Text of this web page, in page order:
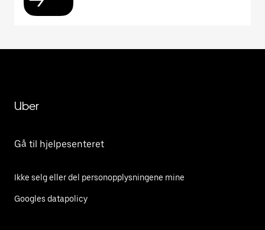
Uber
Gå til hjelpesenteret
Ikke selg eller del personopplysningene mine
Googles datapolicy